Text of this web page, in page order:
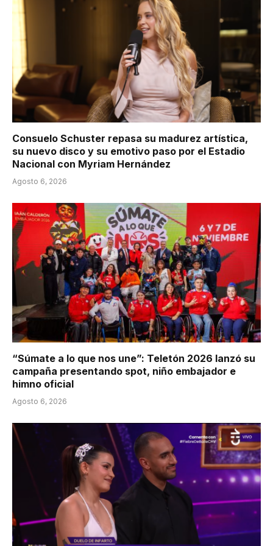
Consuelo Schuster repasa su madurez artística,
su nuevo disco y su emotivo paso por el Estadio
Nacional con Myriam Hernández
Agosto 6, 2026
“Súmate a lo que nos une”: Teletón 2026 lanzó su
campaña presentando spot, niño embajador e
himno oficial
Agosto 6, 2026